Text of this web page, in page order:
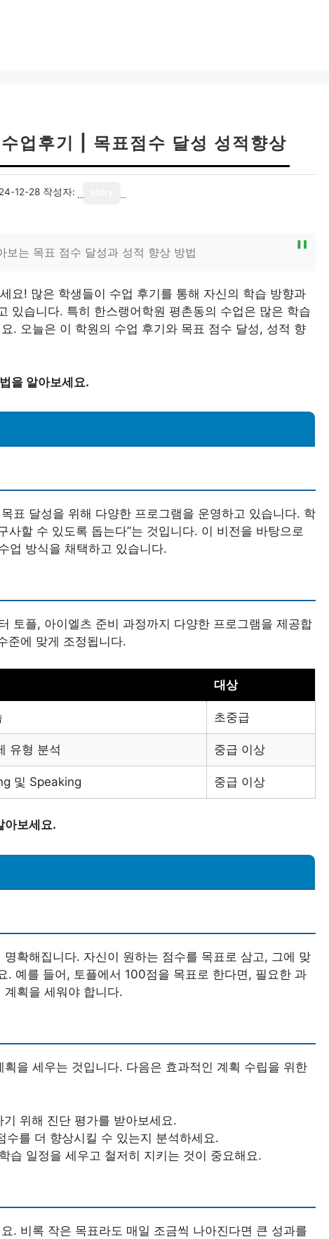
업후기 | 목표점수 달성 성적향상
12-28 작성자:
보는 목표 점수 달성과 성적 향상 방법
요! 많은 학생들이 수업 후기를 통해 자신의 학습 방향과
있습니다. 특히 한스랭어학원 평촌동의 수업은 많은 학습
. 오늘은 이 학원의 수업 후기와 목표 점수 달성, 성적 향
을 알아보세요.
표 달성을 위해 다양한 프로그램을 운영하고 있습니다. 학
사할 수 있도록 돕는다”는 것입니다. 이 비전을 바탕으로
업 방식을 채택하고 있습니다.
토플, 아이엘츠 준비 과정까지 다양한 프로그램을 제공합
준에 맞게 조정됩니다.
대상
초중급
유형 분석 중급 이상
및 Speaking 중급 이상
아보세요.
확해집니다. 자신이 원하는 점수를 목표로 삼고, 그에 맞
. 예를 들어, 토플에서 100점을 목표로 한다면, 필요한 과
획을 세워야 합니다.
을 세우는 것입니다. 다음은 효과적인 계획 수립을 위한
위해 진단 평가를 받아보세요.
수를 더 향상시킬 수 있는지 분석하세요.
습 일정을 세우고 철저히 지키는 것이 중요해요.
. 비록 작은 목표라도 매일 조금씩 나아진다면 큰 성과를